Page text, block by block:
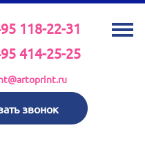
118-22-31
414-25-25
звонок